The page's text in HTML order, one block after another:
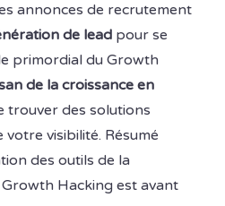
annonces de recrutement
de lead pour se
primordial du Growth
de la croissance en
trouver des solutions
visibilité. Résumé
des outils de la
Hacking est avant